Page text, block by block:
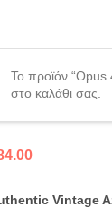
Το προϊόν “Opus
στο καλάθι σας.
Vintage